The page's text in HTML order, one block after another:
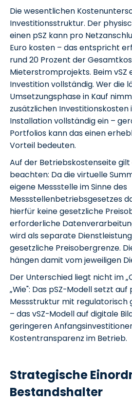
Die wesentlichen
Investitionsstruktur. Der
einen pSZ kann pro
Euro kosten – das entspricht
rund 20 Prozent der
Mieterstromprojekts. Beim vSZ
Investition vollständig. Wer die
Umsetzungsphase in Kauf
zusätzlichen Investitionskosten
Installation vollständig ein –
Portfolios kann das einen
Vorteil bedeuten.
Auf der Betriebskostenseite gilt
beachten: Da die virtuelle
eigene Messstelle im Sinne des
Messstellenbetriebsgesetzes
hierfür keine gesetzliche
erforderliche
wird als separate
gesetzliche Preisobergrenze.
hängen damit vom jeweiligen
Der Unterschied liegt nicht im
„Wie": Das pSZ-Modell setzt auf
Messstruktur mit regulatorisch
– das vSZ-Modell auf digitale
geringeren
Kostentransparenz im Betrieb.
Strategische
Bestandshalter